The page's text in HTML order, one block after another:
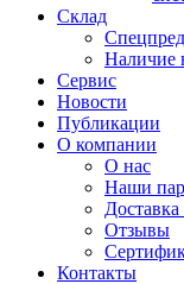
Склад
Наличие
Сервис
Новости
Публикации
О компании
О нас
Наши
Доставка
Отзывы
Контакты